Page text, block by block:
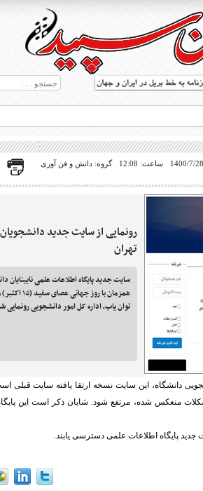
ساعت: 12:08 گروه: دانش و فن آوری
رونمایی از سایت جدید دانشجویان
تهران
همزمان با روز
توان یاب، اداره کل امور دانشجویی رونمایی
دانشگاه، این سایت نسخه ارتقا یافته سایت قبلی
منعکس شده، مرتفع شود. شایان ذکر است این
جدید پایگاه اطلاعات علمی دسترسی یابند.